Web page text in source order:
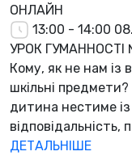
ОНЛАЙН
13:00 - 14:00
УРОК ГУМАННОСТІ
Кому, як не нам із
шкільні предмети?
дитина нестиме
відповідальність,
ДЕТАЛЬНІШЕ